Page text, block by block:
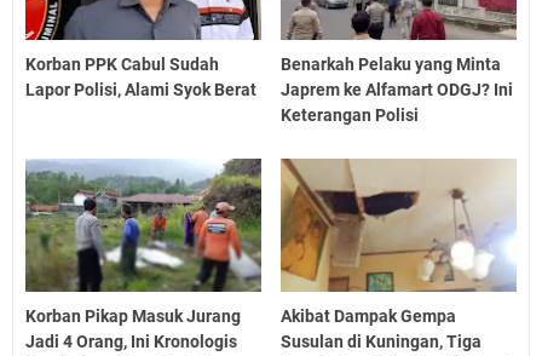
Korban PPK Cabul Sudah
Lapor Polisi, Alami Syok Berat
Benarkah Pelaku yang Minta
Japrem ke Alfamart ODGJ? Ini
Keterangan Polisi
Korban Pikap Masuk Jurang
Jadi 4 Orang, Ini Kronologis
Akibat Dampak Gempa
Susulan di Kuningan, Tiga